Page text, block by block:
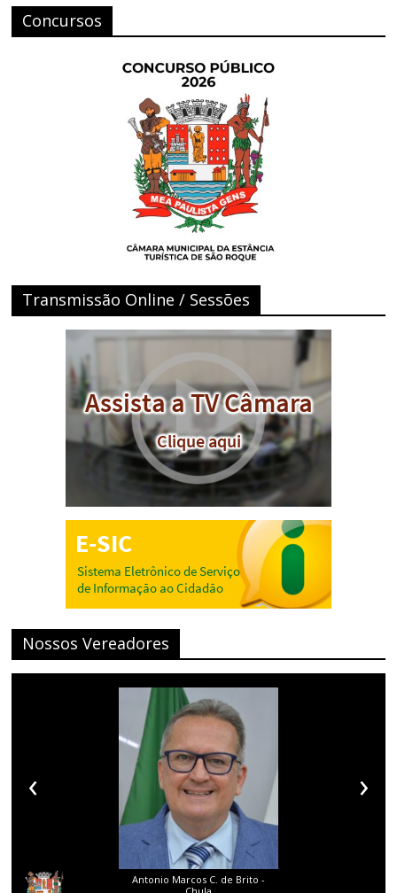
Concursos
Transmissão Online / Sessões
Nossos Vereadores
Antonio Marcos C. de Brito -
‹ ›